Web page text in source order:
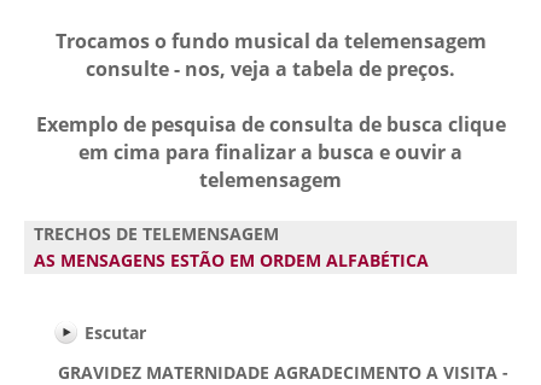
Trocamos o fundo musical da telemensagem
consulte - nos, veja a tabela de preços.
Exemplo de pesquisa de consulta de busca clique
em cima para finalizar a busca e ouvir a
telemensagem
TRECHOS DE TELEMENSAGEM
AS MENSAGENS ESTÃO EM ORDEM ALFABÉTICA
Escutar
GRAVIDEZ MATERNIDADE AGRADECIMENTO A VISITA -